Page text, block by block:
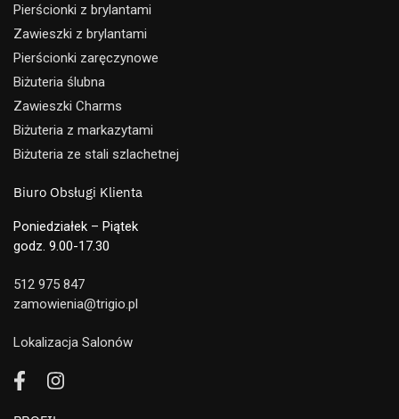
Pierścionki z brylantami
Zawieszki z brylantami
Pierścionki zaręczynowe
Biżuteria ślubna
Zawieszki Charms
Biżuteria z markazytami
Biżuteria ze stali szlachetnej
Biuro Obsługi Klienta
Poniedziałek – Piątek
godz. 9.00-17.30
512 975 847
zamowienia@trigio.pl
Lokalizacja Salonów